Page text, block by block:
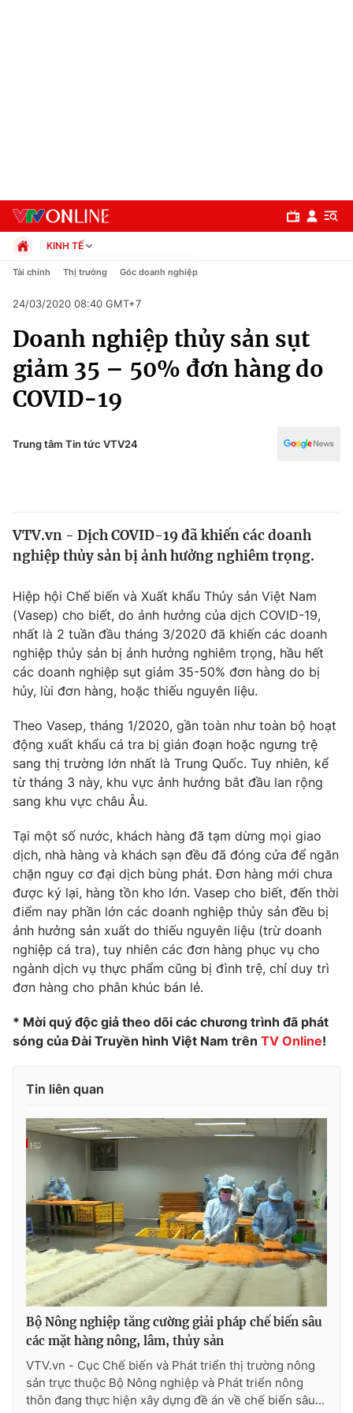
Chuyên mục
Chính trị
Xã hội
Pháp luật
Thế giới
Thế giới đó đây
Câu chuyện quốc tế
Kinh tế
Tài chính
Thị trường
Góc doanh nghiệp
Dữ liệu và đời sống
Truyền hình
Hậu trường
Nhân vật
Khán giả
Giải sao mai
Giải trí
Điện ảnh
Âm nhạc
Đời sống
Du lịch
Làm đẹp
Chất lượng cuộc sống
Tuyển sinh
Học trực tuyến
Công nghệ
Hitech Công nghệ tương lai
Sản phẩm
Thị trường
Tư vấn
Giao lưu trực tuyến
Lịch phát sóng
Emagazine Podcast
Photo
Video Shorts video
VTV Money VTV Thể thao
VTV Sức khoẻ Bất động sản
Thị trường 24h Tấm lòng Việt
VTV4 Vươn mình bằng AI
VTV9 VTV8
Liên hệ tòa soạn English
KINH TẾ
Chính trị
Pháp luật
Kinh tế
Thể thao
Truyền hình
Văn hóa - Giải trí
Tài chính Thị trường Góc doanh nghiệp
24/03/2020 08:40 GMT+7
Doanh nghiệp thủy sản sụt
giảm 35 – 50% đơn hàng do
COVID-19
Trung tâm Tin tức VTV24
VTV.vn - Dịch COVID-19 đã khiến các doanh
nghiệp thủy sản bị ảnh hưởng nghiêm trọng.
Hiệp hội Chế biến và Xuất khẩu Thủy sản Việt Nam
(Vasep) cho biết, do ảnh hưởng của dịch COVID-19,
nhất là 2 tuần đầu tháng 3/2020 đã khiến các doanh
nghiệp thủy sản bị ảnh hưởng nghiêm trọng, hầu hết
các doanh nghiệp sụt giảm 35-50% đơn hàng do bị
hủy, lùi đơn hàng, hoặc thiếu nguyên liệu.
Theo Vasep, tháng 1/2020, gần toàn như toàn bộ hoạt
động xuất khẩu cá tra bị gián đoạn hoặc ngưng trệ
sang thị trường lớn nhất là Trung Quốc. Tuy nhiên, kể
từ tháng 3 này, khu vực ảnh hưởng bắt đầu lan rộng
sang khu vực châu Âu.
Tại một số nước, khách hàng đã tạm dừng mọi giao
dịch, nhà hàng và khách sạn đều đã đóng cửa để ngăn
chặn nguy cơ đại dịch bùng phát. Đơn hàng mới chưa
được ký lại, hàng tồn kho lớn. Vasep cho biết, đến thời
điểm nay phần lớn các doanh nghiệp thủy sản đều bị
ảnh hưởng sản xuất do thiếu nguyên liệu (trừ doanh
nghiệp cá tra), tuy nhiên các đơn hàng phục vụ cho
ngành dịch vụ thực phẩm cũng bị đình trệ, chỉ duy trì
đơn hàng cho phân khúc bán lẻ.
* Mời quý độc giả theo dõi các chương trình đã phát
sóng của Đài Truyền hình Việt Nam trên TV Online!
Tin liên quan
Bộ Nông nghiệp tăng cường giải pháp chế biến sâu
các mặt hàng nông, lâm, thủy sản
VTV.vn - Cục Chế biến và Phát triển thị trường nông
sản trực thuộc Bộ Nông nghiệp và Phát triển nông
thôn đang thực hiện xây dựng đề án về chế biến sâu...